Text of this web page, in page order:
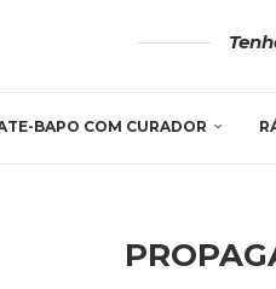
BAPO COM CURADOR